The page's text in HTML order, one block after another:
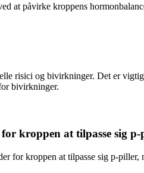
at påvirke kroppens
risici og bivirkninger. Det er
bivirkninger.
kroppen at tilpasse sig p-
for kroppen at tilpasse sig p-